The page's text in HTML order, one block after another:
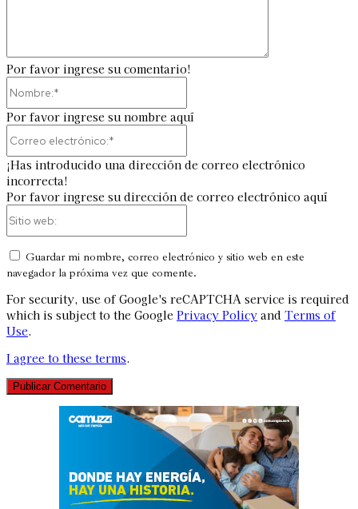
Por favor ingrese su comentario!
Por favor ingrese su nombre aquí
¡Has introducido una dirección de correo electrónico
incorrecta!
Por favor ingrese su dirección de correo electrónico aquí
Guardar mi nombre, correo electrónico y sitio web en este
navegador la próxima vez que comente.
For security, use of Google's reCAPTCHA service is required
which is subject to the Google Privacy Policy and Terms of
Use.
I agree to these terms.